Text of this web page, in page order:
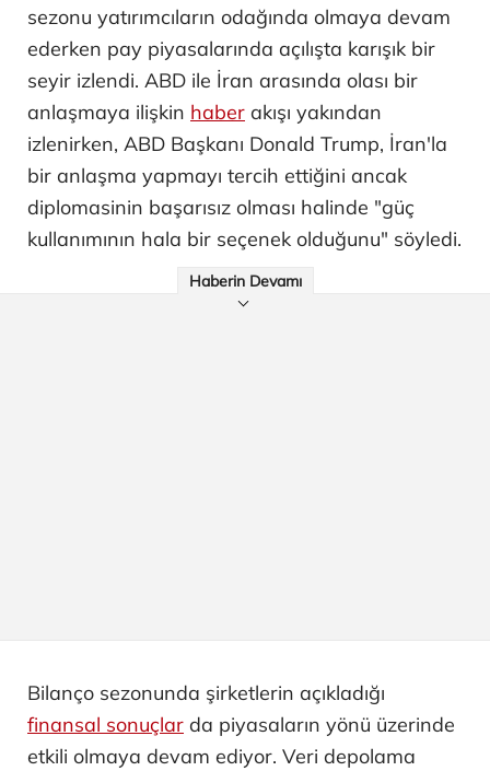
sezonu yatırımcıların odağında olmaya devam
ederken pay piyasalarında açılışta karışık bir
seyir izlendi. ABD ile İran arasında olası bir
anlaşmaya ilişkin haber akışı yakından
izlenirken, ABD Başkanı Donald Trump, İran'la
bir anlaşma yapmayı tercih ettiğini ancak
diplomasinin başarısız olması halinde "güç
kullanımının hala bir seçenek olduğunu" söyledi.
Haberin Devamı
Bilanço sezonunda şirketlerin açıkladığı
finansal sonuçlar da piyasaların yönü üzerinde
etkili olmaya devam ediyor. Veri depolama